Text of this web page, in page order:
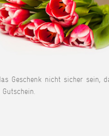
Geschenk nicht sicher sein,